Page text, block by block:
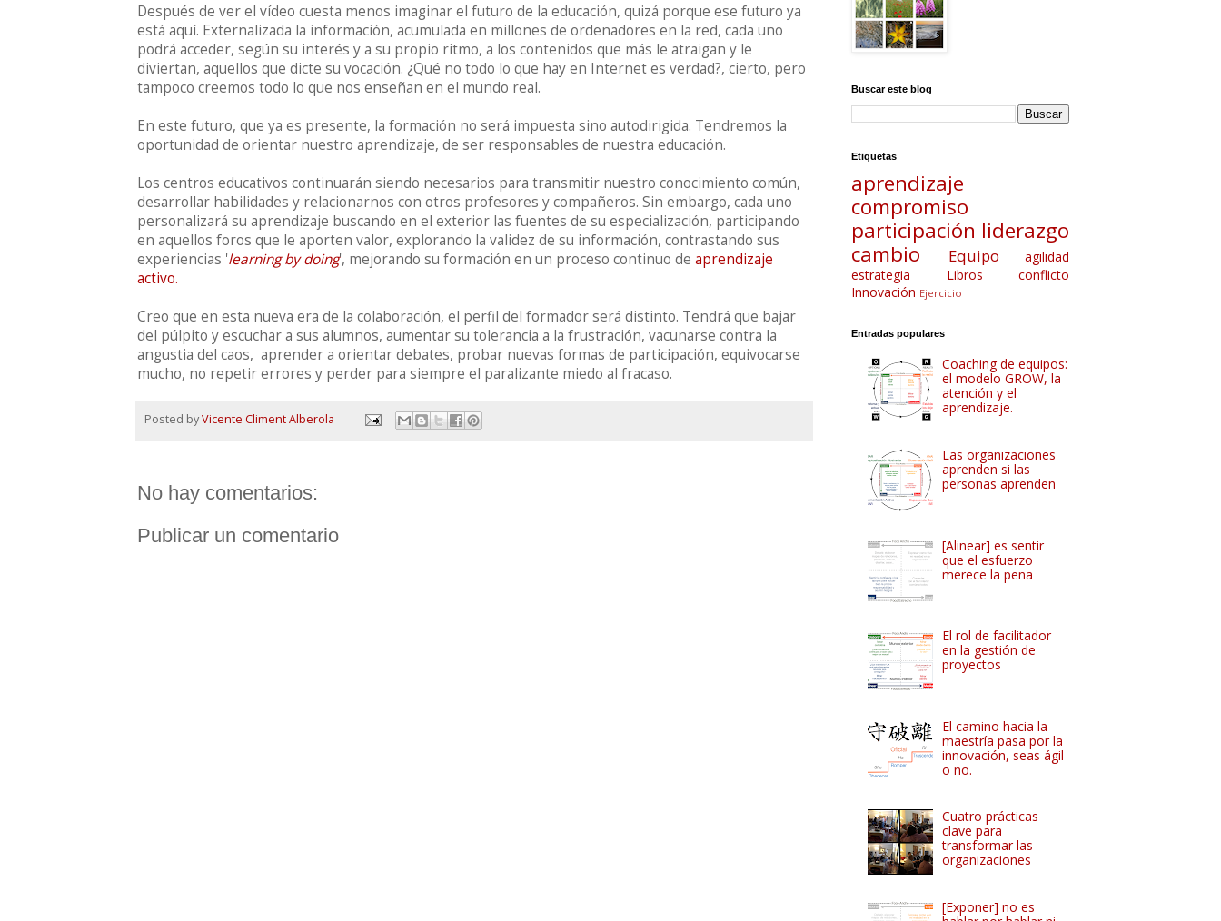
Después de ver el vídeo cuesta menos imaginar el futuro de la educación, quizá porque ese futuro ya
está aquí. Externalizada la información, acumulada en millones de ordenadores en la red, cada uno
podrá acceder, según su interés y a su propio ritmo, a los contenidos que más le atraigan y le
diviertan, aquellos que dicte su vocación. ¿Qué no todo lo que hay en Internet es verdad?, cierto, pero
tampoco creemos todo lo que nos enseñan en el mundo real.
En este futuro, que ya es presente, la formación no será impuesta sino autodirigida. Tendremos la
oportunidad de orientar nuestro aprendizaje, de ser responsables de nuestra educación.
Los centros educativos continuarán siendo necesarios para transmitir nuestro conocimiento común,
desarrollar habilidades y relacionarnos con otros profesores y compañeros. Sin embargo, cada uno
personalizará su aprendizaje buscando en el exterior las fuentes de su especialización, participando
en aquellos foros que le aporten valor, explorando la validez de su información, contrastando sus
experiencias 'learning by doing', mejorando su formación en un proceso continuo de aprendizaje
activo.
Creo que en esta nueva era de la colaboración, el perfil del formador será distinto. Tendrá que bajar
del púlpito y escuchar a sus alumnos, aumentar su tolerancia a la frustración, vacunarse contra la
angustia del caos, aprender a orientar debates, probar nuevas formas de participación, equivocarse
mucho, no repetir errores y perder para siempre el paralizante miedo al fracaso.
Posted byVicente Climent Alberola
No hay comentarios:
Publicar un comentario
Buscar este blog
Etiquetas
aprendizaje
compromiso
participación liderazgo
cambio
Equipo
agilidad
estrategia
Libros
conflicto
Innovación Ejercicio
Entradas populares
Coaching de equipos:
el modelo GROW, la
atención y el
aprendizaje.
Las organizaciones
aprenden si las
personas aprenden
[Alinear] es sentir
que el esfuerzo
merece la pena
El rol de facilitador
en la gestión de
proyectos
El camino hacia la
maestría pasa por la
innovación, seas ágil
o no.
Cuatro prácticas
clave para
transformar las
organizaciones
[Exponer] no es